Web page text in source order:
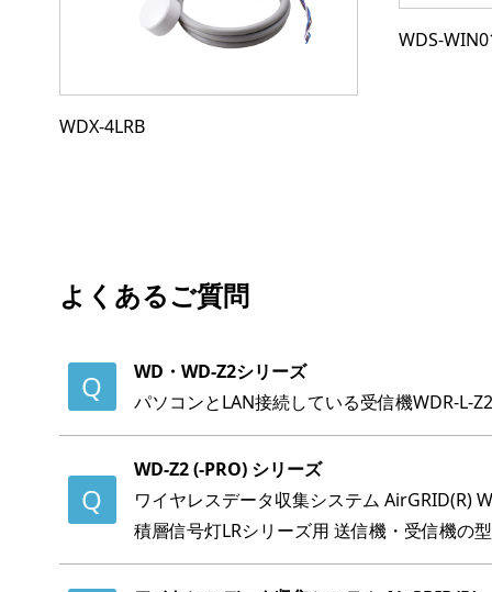
WDX-4LRB
WDS-
よくあるご質問
WD・WD-Z2シリーズ
パソコンとLAN接続している受信機WDR-L-
WD-Z2 (-PRO) シリーズ
ワイヤレスデータ収集システム AirGRID(R)
積層信号灯LRシリーズ用 送信機・受信機の